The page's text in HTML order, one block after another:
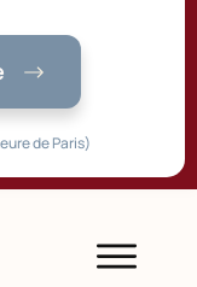
de Paris)